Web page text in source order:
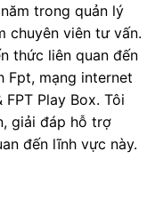
trong quản lý
chuyên viên tư vấn.
thức liên quan đến
Fpt, mạng internet
FPT Play Box. Tôi
giải đáp hỗ trợ
đến lĩnh vực này.